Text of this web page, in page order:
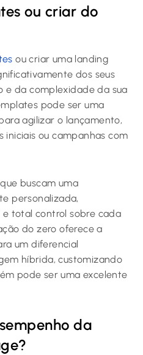
ou criar do
ou criar uma landing
dos seus
e da complexidade da sua
pode ser uma
agilizar o lançamento,
ou campanhas com
que buscam uma
personalizada,
e total control sobre cada
do zero oferece a
um diferencial
híbrida, customizando
pode ser uma excelente
da